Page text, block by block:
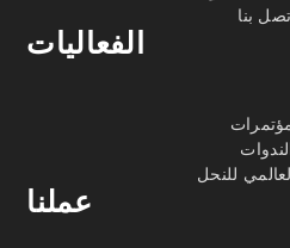
بنا
الفعاليات
للنحل
عملنا